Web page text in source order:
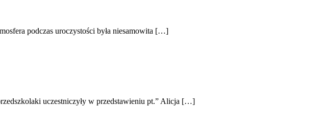
podczas uroczystości była niesamowita […]
uczestniczyły w przedstawieniu pt.” Alicja […]